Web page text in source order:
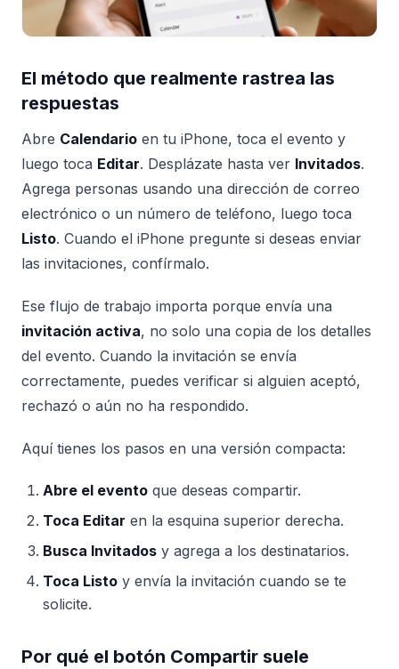
El método que realmente rastrea las
respuestas
Abre Calendario en tu iPhone, toca el evento y
luego toca Editar. Desplázate hasta ver Invitados.
Agrega personas usando una dirección de correo
electrónico o un número de teléfono, luego toca
Listo. Cuando el iPhone pregunte si deseas enviar
las invitaciones, confírmalo.
Ese flujo de trabajo importa porque envía una
invitación activa, no solo una copia de los detalles
del evento. Cuando la invitación se envía
correctamente, puedes verificar si alguien aceptó,
rechazó o aún no ha respondido.
Aquí tienes los pasos en una versión compacta:
Abre el evento que deseas compartir.
Toca Editar en la esquina superior derecha.
Busca Invitados y agrega a los destinatarios.
Toca Listo y envía la invitación cuando se te
solicite.
Por qué el botón Compartir suele